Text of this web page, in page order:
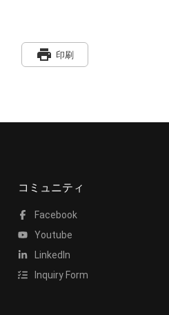
print 印刷
コミュニティ
Facebook
Youtube
LinkedIn
Inquiry Form